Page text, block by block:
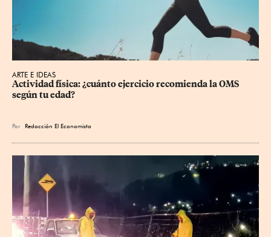
ARTE E IDEAS
Actividad física: ¿cuánto ejercicio recomienda la OMS
según tu edad?
Por Redacción El Economista